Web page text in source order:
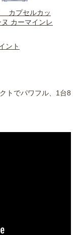
カプセルカッ
ヌ カーマインレ
ント
トでパワフル、1台8